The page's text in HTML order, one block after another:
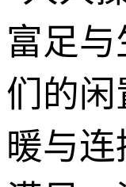
富足
们的
暖与连